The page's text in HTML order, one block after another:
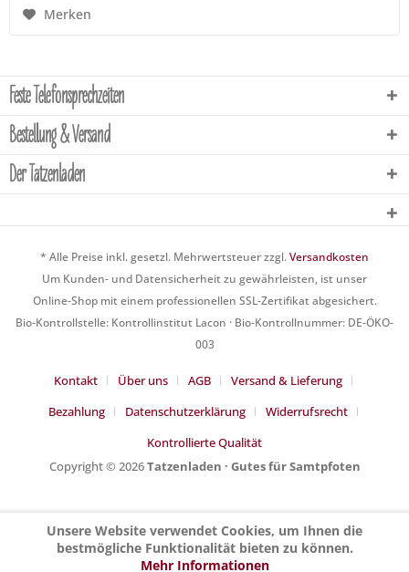
Merken
Feste Telefonsprechzeiten
Bestellung & Versand
Der Tatzenladen
* Alle Preise inkl. gesetzl. Mehrwertsteuer zzgl.Versandkosten
Um Kunden- und Datensicherheit zu gewährleisten, ist unser
Online-Shop mit einem professionellen SSL-Zertifikat abgesichert.
Bio-Kontrollstelle: Kontrollinstitut Lacon · Bio-Kontrollnummer: DE-ÖKO-
003
Kontakt Über uns AGB
Versand & Lieferung
Bezahlung
Datenschutzerklärung
Widerrufsrecht
Kontrollierte Qualität
Copyright © 2026Tatzenladen · Gutes für Samtpfoten
Unsere Website verwendet Cookies, um Ihnen die
bestmögliche Funktionalität bieten zu können.
Mehr Informationen